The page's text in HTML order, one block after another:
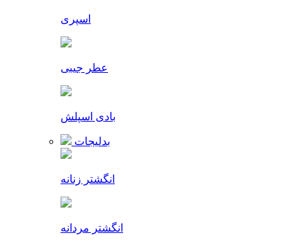
اسپری
عطر جیبی
بادی اسپلش
بدلیجات
انگشتر زنانه
انگشتر مردانه